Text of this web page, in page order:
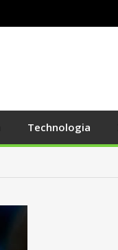
Technologia